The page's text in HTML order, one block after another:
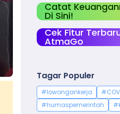
Catat
Di Sini!
Cek Fitur
AtmaGo
Tagar Populer
#lowongankerja
#humaspemerintah